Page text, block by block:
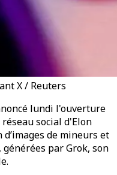
X / Reuters
lundi l'ouverture
social d'Elon
de mineurs et
par Grok, son